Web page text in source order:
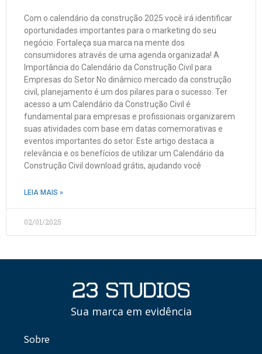
Com o calendário da construção 2025 você irá identificar
oportunidades importantes para o marketing do seu
negócio. Fortaleça sua marca na mente dos
consumidores através de uma agenda organizada! A
Importância do Calendário da Construção Civil para
Empresas do Setor No dinâmico mercado da construção
civil, planejamento é um dos pilares para o sucesso. Ter
acesso a um Calendário da Construção Civil é
fundamental para empresas e profissionais organizarem
suas atividades com base em datas comemorativas e
eventos importantes do setor. Este artigo destaca a
relevância e os benefícios de utilizar um Calendário da
Construção Civil download grátis, ajudando você
LEIA MAIS »
02/01/2025
Sua marca em evidência
Sobre